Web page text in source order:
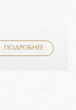
ПОДРОБНЕЕ